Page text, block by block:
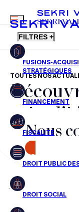
FR EN
MENU
SEKRI
FILTRES +
Fusions-
Financement
Fiscalité
Droit public des
Droit social
TOUTES NOS
nos
jour
Nous